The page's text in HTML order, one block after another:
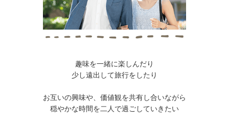
趣味を一緒に楽しんだり
少し遠出して旅行をしたり
お互いの興味や、価値観を共有し合いながら
穏やかな時間を二人で過ごしていきたい